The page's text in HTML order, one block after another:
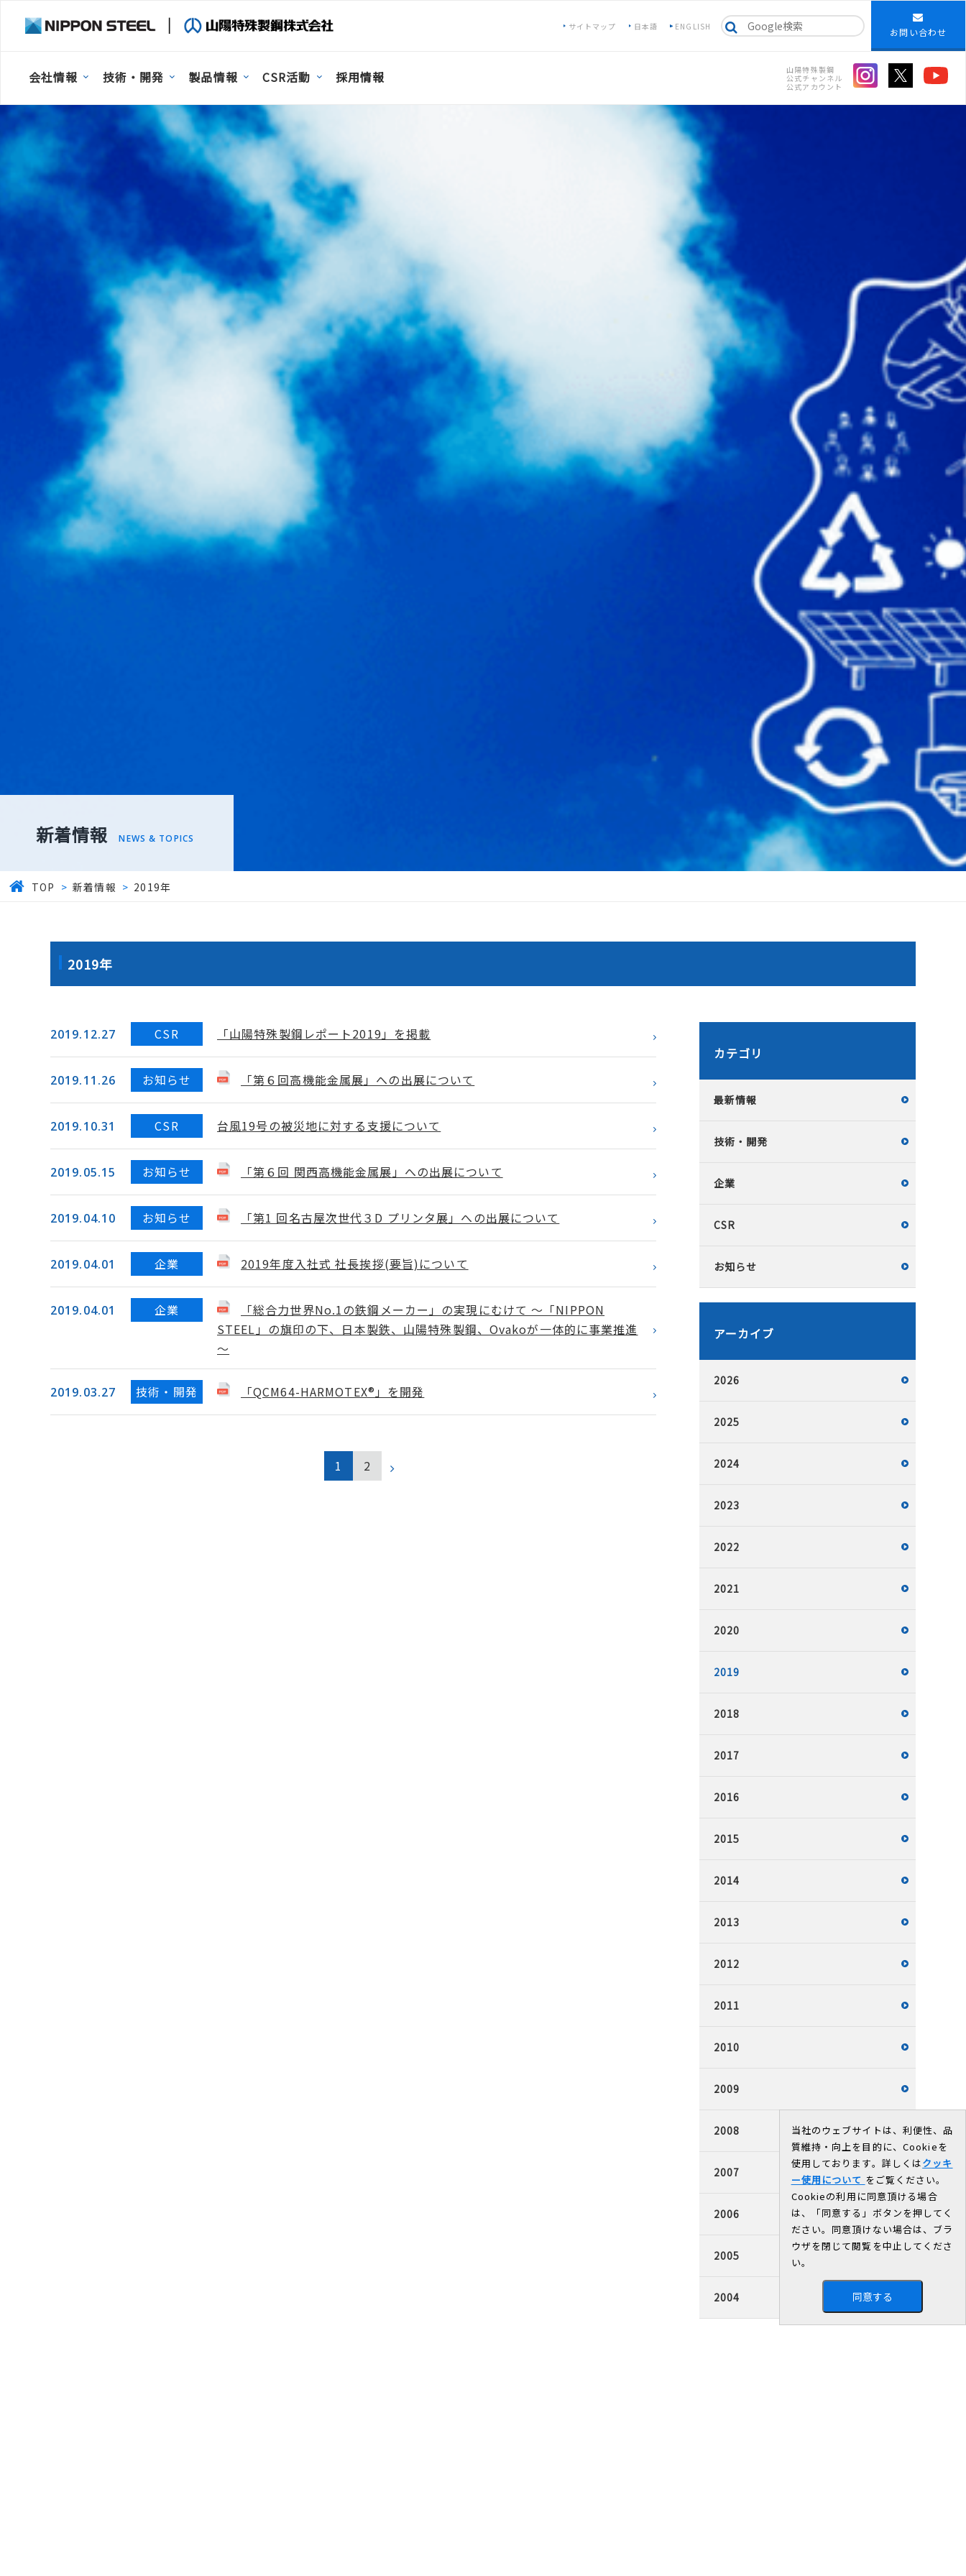
サイトマップ 日本語 ENGLISH お問い合わせ
会社情報 技術・開発 製品情報 CSR活動 採用情報
山陽特殊製鋼
公式チャンネル
公式アカウント
新着情報 NEWS & TOPICS
TOP > 新着情報 > 2019年
2019年
2019.12.27 CSR 「山陽特殊製鋼レポート2019」を掲載
2019.11.26 お知らせ 「第６回高機能金属展」への出展について
2019.10.31 CSR 台風19号の被災地に対する支援について
2019.05.15 お知らせ 「第６回 関西高機能金属展」への出展について
2019.04.10 お知らせ 「第1 回名古屋次世代３D プリンタ展」への出展について
2019.04.01 企業 2019年度入社式 社長挨拶(要旨)について
2019.04.01 企業
「総合力世界No.1の鉄鋼メーカー」の実現にむけて ～「NIPPON
STEEL」の旗印の下、日本製鉄、山陽特殊製鋼、Ovakoが一体的に事業推進
～
2019.03.27 技術・開発 「QCM64-HARMOTEX®」を開発
1 2
カテゴリ
最新情報
技術・開発
企業
CSR
お知らせ
アーカイブ
2026
2025
2024
2023
2022
2021
2020
2019
2018
2017
2016
2015
2014
2013
2012
2011
2010
2009
2008
2007
2006
2005
2004
当社のウェブサイトは、利便性、品
質維持・向上を目的に、Cookieを
使用しております。詳しくはクッキ
ー使用について をご覧ください。
Cookieの利用に同意頂ける場合
は、「同意する」ボタンを押してく
ださい。同意頂けない場合は、ブラ
ウザを閉じて閲覧を中止してくださ
い。
同意する